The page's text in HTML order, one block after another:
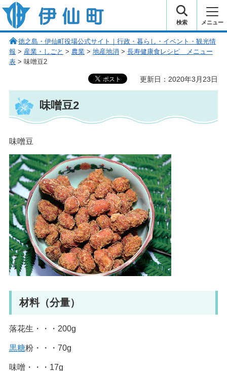
伊仙町 健康・長寿と子宝の町
検索 メニュー
徳之島・伊仙町役場公式サイト｜行政・暮らし・イベント・観光情
報 > 産業・しごと > 農業> 地産地消 > 長寿健康食レシピ メニュー
表> 味噌豆2
更新日：2020年3月23日
味噌豆2
味噌豆
材料（分量）
落花生・・・200g
黒糖粉・・・70g
味噌・・・17g